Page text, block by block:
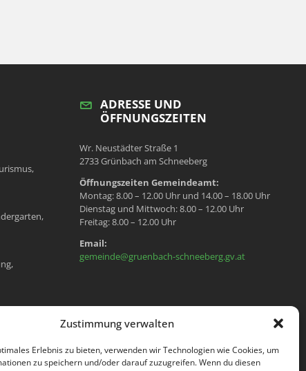
Zustimmung verwalten
Erlebnis zu bieten, verwenden wir Technologien wie Cookies, um
zu speichern und/oder darauf zuzugreifen. Wenn du diesen
Meldeamt,
ADRESSE UND
ÖFFNUNGSZEITEN
Wr. Neustädter Straße 1
2733 Grünbach am Schneeberg
Öffnungszeiten Gemeindeamt:
Montag: 8.00 – 12.00 Uhr und 14.00 – 18.00 Uhr
Dienstag und Mittwoch: 8.00 – 12.00 Uhr
Freitag: 8.00 – 12.00 Uhr
Email:
gemeinde@gruenbach-schneeberg.gv.at